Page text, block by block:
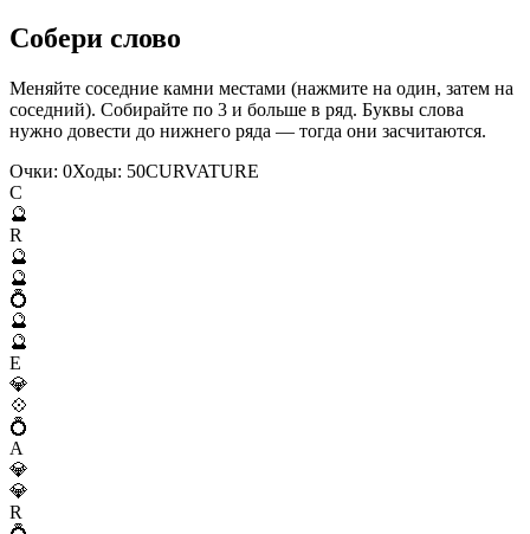
Собери слово
Меняйте соседние камни местами (нажмите на один, затем на
соседний). Собирайте по 3 и больше в ряд. Буквы слова
нужно довести до нижнего ряда — тогда они засчитаются.
Очки: 0Ходы: 50CURVATURE
C
🔮
R
🔮
🔮
💍
🔮
🔮
E
💎
💠
💍
A
💎
💎
R